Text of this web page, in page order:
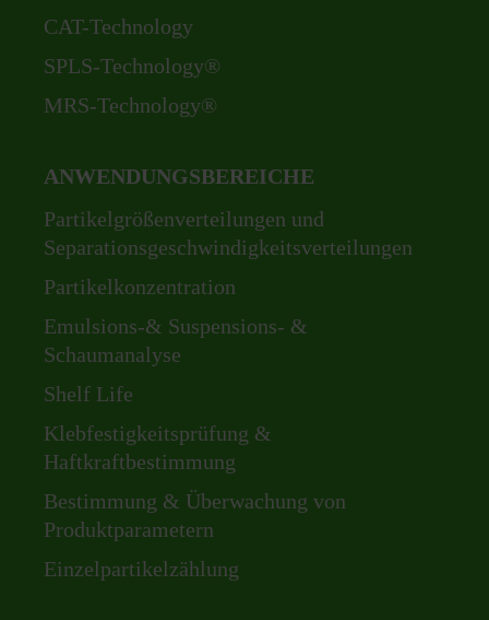
überspringen
CAT-Technology
SPLS-Technology®
MRS-Technology®
ANWENDUNGSBEREICHE
Navigation
überspringen
Partikelgrößenverteilungen und
Separationsgeschwindigkeitsverteilungen
Partikelkonzentration
Emulsions-& Suspensions- &
Schaumanalyse
Shelf Life
Klebfestigkeitsprüfung &
Haftkraftbestimmung
Bestimmung & Überwachung von
Produktparametern
Einzelpartikelzählung